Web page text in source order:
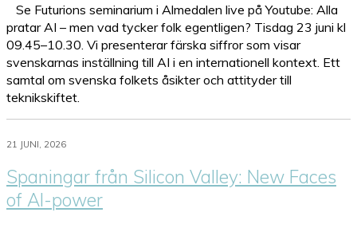
Se Futurions seminarium i Almedalen live på Youtube: Alla
pratar AI – men vad tycker folk egentligen? Tisdag 23 juni kl
09.45–10.30. Vi presenterar färska siffror som visar
svenskarnas inställning till AI i en internationell kontext. Ett
samtal om svenska folkets åsikter och attityder till
teknikskiftet.
21 JUNI, 2026
Spaningar från Silicon Valley: New Faces
of AI-power